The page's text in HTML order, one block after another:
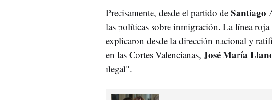
Precisamente, desde el partido de Santiago
las políticas sobre inmigración. La línea
explicaron desde la dirección nacional y
en las Cortes Valencianas, José María
ilegal".